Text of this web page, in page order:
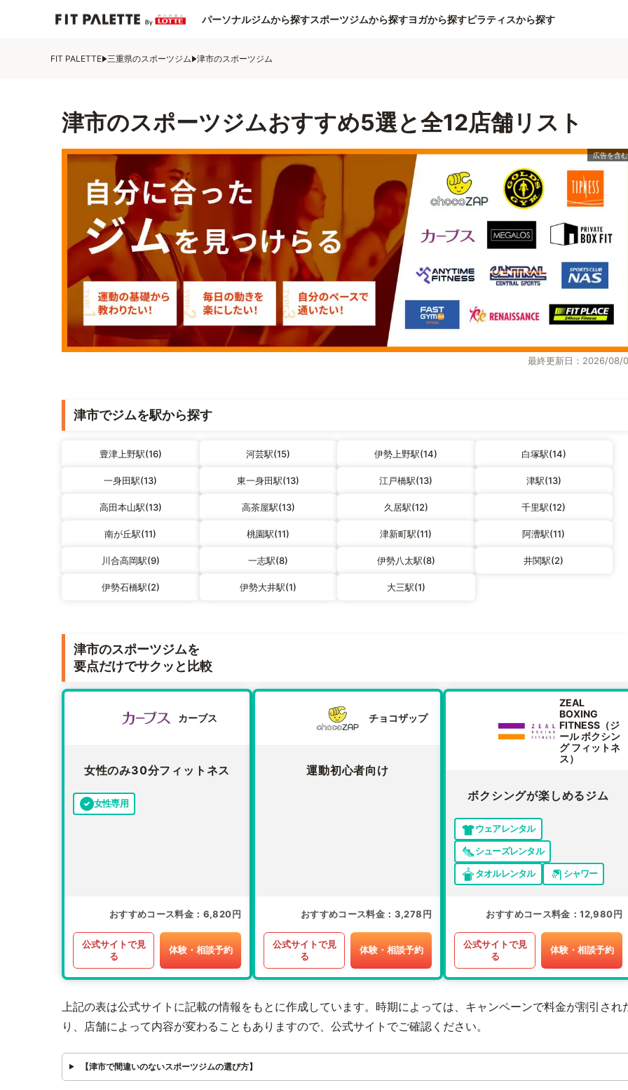
パーソナルジムから探すスポーツジムから探すヨガから探すピラティスから探す
FIT PALETTE 三重県のスポーツジム 津市のスポーツジム
津市のスポーツジムおすすめ5選と全12店舗リスト
最終更新日：2026/08/
津市でジムを駅から探す
豊津上野駅(16) 河芸駅(15) 伊勢上野駅(14) 白塚駅(14)
一身田駅(13) 東一身田駅(13) 江戸橋駅(13) 津駅(13)
高田本山駅(13) 高茶屋駅(13) 久居駅(12) 千里駅(12)
南が丘駅(11) 桃園駅(11) 津新町駅(11) 阿漕駅(11)
川合高岡駅(9) 一志駅(8) 伊勢八太駅(8) 井関駅(2)
伊勢石橋駅(2) 伊勢大井駅(1) 大三駅(1)
津市のスポーツジムを
要点だけでサクッと比較
カーブス
女性のみ30分フィットネス
女性専用
おすすめコース料金 6,820円
公式サイトで見
る
体験・相談予約
チョコザップ
運動初心者向け
おすすめコース料金 3,278円
公式サイトで見
る
体験・相談予約
ZEAL
BOXING
FITNESS（ジ
ール ボクシン
グ フィットネ
ス）
ボクシングが楽しめるジム
ウェアレンタル
シューズレンタル
タオルレンタル
シャワー
おすすめコース料金 12,980円
公式サイトで見
る
体験・相談予約
上記の表は公式サイトに記載の情報をもとに作成しています。時期によっては、キャンペーンで料金が割引され
り、店舗によって内容が変わることもありますので、公式サイトでご確認ください。
【津市で間違いのないスポーツジムの選び方】